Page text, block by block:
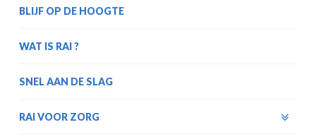
BLIJF OP DE HOOGTE
WAT IS RAI ?
SNEL AAN DE SLAG
RAI VOOR ZORG